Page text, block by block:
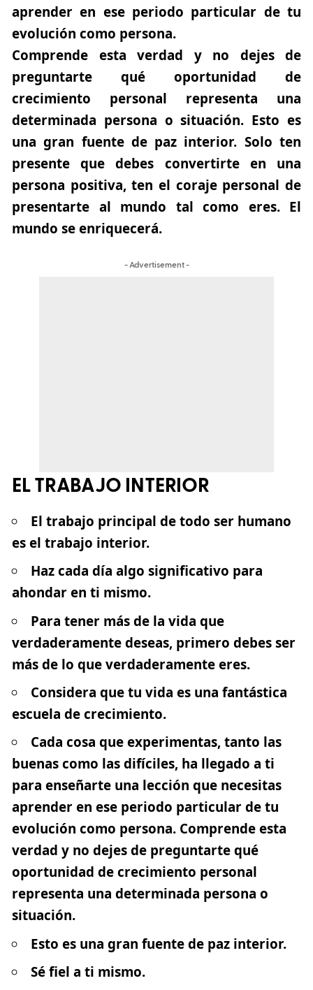
aprender en ese periodo particular de tu
evolución como persona.
Comprende esta verdad y no dejes de
preguntarte qué oportunidad de
crecimiento personal representa una
determinada persona o situación. Esto es
una gran fuente de paz interior. Solo ten
presente que debes convertirte en una
persona positiva, ten el coraje personal de
presentarte al mundo tal como eres. El
mundo se enriquecerá.
- Advertisement -
EL TRABAJO INTERIOR
El trabajo principal de todo ser humano
es el trabajo interior.
Haz cada día algo significativo para
ahondar en ti mismo.
Para tener más de la vida que
verdaderamente deseas, primero debes ser
más de lo que verdaderamente eres.
Considera que tu vida es una fantástica
escuela de crecimiento.
Cada cosa que experimentas, tanto las
buenas como las difíciles, ha llegado a ti
para enseñarte una lección que necesitas
aprender en ese periodo particular de tu
evolución como persona. Comprende esta
verdad y no dejes de preguntarte qué
oportunidad de crecimiento personal
representa una determinada persona o
situación.
Esto es una gran fuente de paz interior.
Sé fiel a ti mismo.